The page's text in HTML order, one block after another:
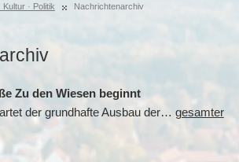
Kultur · Politik Nachrichtenarchiv
Zu den Wiesen beginnt
der grundhafte Ausbau der… gesamter